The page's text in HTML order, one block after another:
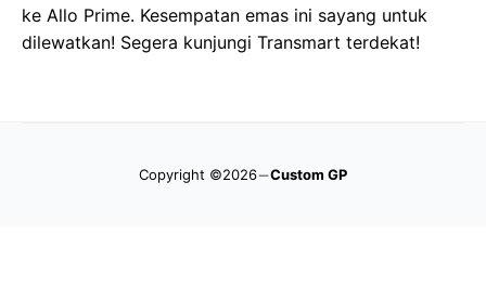
ke Allo Prime. Kesempatan emas ini sayang untuk
dilewatkan! Segera kunjungi Transmart terdekat!
Copyright ©2026 Custom GP